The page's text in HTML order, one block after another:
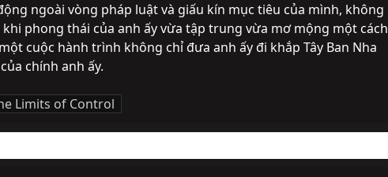
ngoài vòng pháp luật và giấu kín mục tiêu của mình, không
phong thái của anh ấy vừa tập trung vừa mơ mộng một cách
cuộc hành trình không chỉ đưa anh ấy đi khắp Tây Ban Nha
chính anh ấy.
Limits of Control